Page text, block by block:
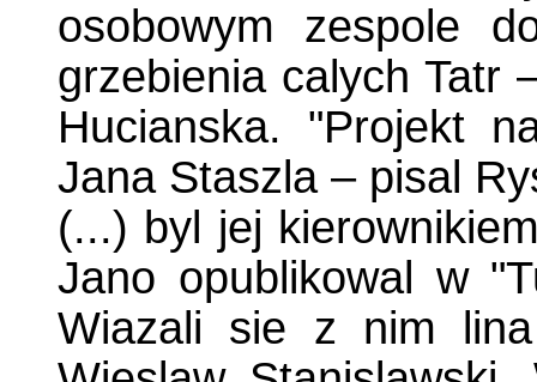
osobowym zespole
grzebienia calych Tatr
Hucianska. "Projekt
Jana Staszla – pisal
(...) byl jej
Jano opublikowal w
Wiazali sie z nim